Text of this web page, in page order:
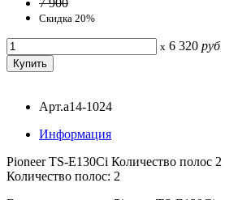
Скидка 20%
x 6 320 руб
Арт.a14-1024
Информация
Pioneer TS-E130Ci Количество полос 2
Количество полос: 2